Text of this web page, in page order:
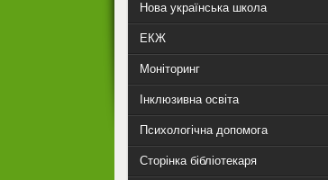
Нова українська школа
ЕКЖ
Моніторинг
Інклюзивна освіта
Психологічна допомога
Сторінка бібліотекаря